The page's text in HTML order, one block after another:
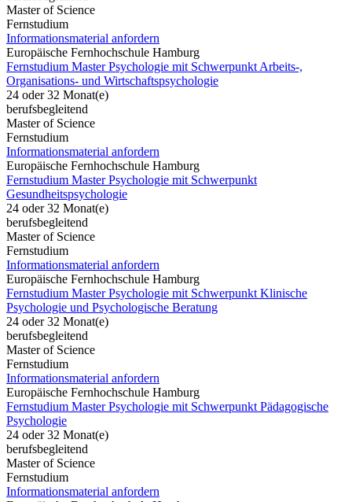
Master of Science
Fernstudium
Informationsmaterial anfordern
Europäische Fernhochschule Hamburg
Fernstudium Master Psychologie mit Schwerpunkt Arbeits-,
Organisations- und Wirtschaftspsychologie
24 oder 32 Monat(e)
berufsbegleitend
Master of Science
Fernstudium
Informationsmaterial anfordern
Europäische Fernhochschule Hamburg
Fernstudium Master Psychologie mit Schwerpunkt
Gesundheitspsychologie
24 oder 32 Monat(e)
berufsbegleitend
Master of Science
Fernstudium
Informationsmaterial anfordern
Europäische Fernhochschule Hamburg
Fernstudium Master Psychologie mit Schwerpunkt Klinische
Psychologie und Psychologische Beratung
24 oder 32 Monat(e)
berufsbegleitend
Master of Science
Fernstudium
Informationsmaterial anfordern
Europäische Fernhochschule Hamburg
Fernstudium Master Psychologie mit Schwerpunkt Pädagogische
Psychologie
24 oder 32 Monat(e)
berufsbegleitend
Master of Science
Fernstudium
Informationsmaterial anfordern